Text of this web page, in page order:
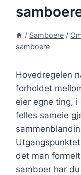
/ Samboere /
samboere
Hovedregelen
forholdet
eier egne ting,
felles sameie
det man
samboer har